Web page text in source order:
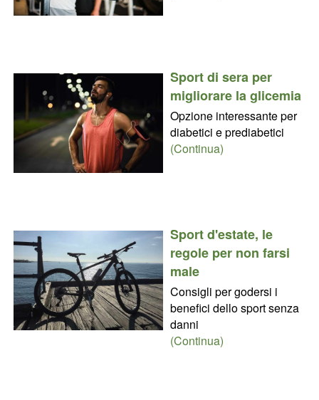
Sport di sera per
migliorare la glicemia
Opzione interessante per
diabetici e prediabetici
(Continua)
Sport d'estate, le
regole per non farsi
male
Consigli per godersi i
benefici dello sport senza
danni
(Continua)